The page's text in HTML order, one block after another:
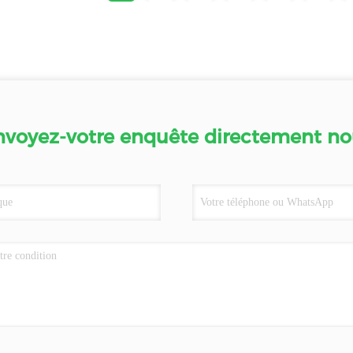
votre enquête directement